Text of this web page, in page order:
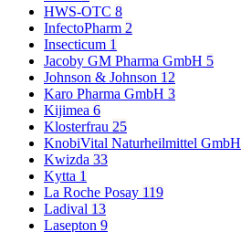
HWS-OTC 8
InfectoPharm 2
Insecticum 1
Jacoby GM Pharma GmbH 5
Johnson & Johnson 12
Karo Pharma GmbH 3
Kijimea 6
Klosterfrau 25
KnobiVital Naturheilmittel GmbH
Kwizda 33
Kytta 1
La Roche Posay 119
Ladival 13
Lasepton 9